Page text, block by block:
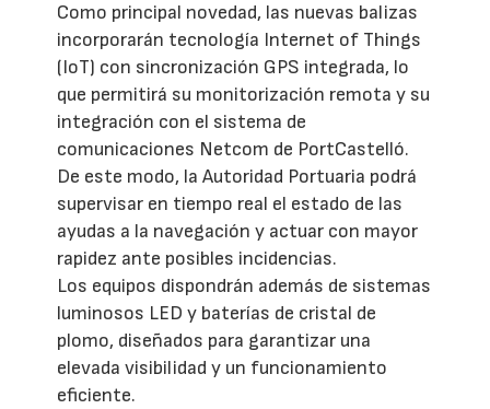
Como principal novedad, las nuevas balizas
incorporarán tecnología Internet of Things
(IoT) con sincronización GPS integrada, lo
que permitirá su monitorización remota y su
integración con el sistema de
comunicaciones Netcom de PortCastelló.
De este modo, la Autoridad Portuaria podrá
supervisar en tiempo real el estado de las
ayudas a la navegación y actuar con mayor
rapidez ante posibles incidencias.
Los equipos dispondrán además de sistemas
luminosos LED y baterías de cristal de
plomo, diseñados para garantizar una
elevada visibilidad y un funcionamiento
eficiente.